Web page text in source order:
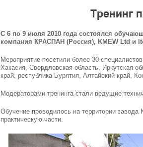
Тренинг
С 6 по 9 июля 2010 года состоялся
компания КРАСПАН (Россия), KMEW Ltd и
Мероприятие посетили более 30
Хакасия, Свердловская область, Иркутская
край, республика Бурятия, Алтайский край,
Модераторами тренинга стали ведущие
Обучение проводилось на территории
практическую части.